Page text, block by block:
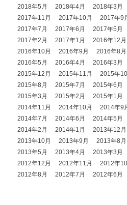
2018年5月
2018年4月 2018年3月
2017年11月
2017年10月 2017年9
2017年7月
2017年6月 2017年5月
2017年2月
2017年1月 2016年12月
2016年10月
2016年9月 2016年8月
2016年5月
2016年4月 2016年3月
2015年12月
2015年11月 2015年
2015年8月
2015年7月 2015年6月
2015年3月
2015年2月 2015年1月
2014年11月
2014年10月 2014年9
2014年7月
2014年6月 2014年5月
2014年2月
2014年1月 2013年12月
2013年10月
2013年9月 2013年8月
2013年5月
2013年4月 2013年3月
2012年12月
2012年11月 2012年
2012年8月
2012年7月 2012年6月